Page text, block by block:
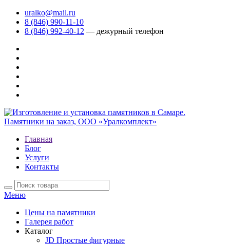
uralko@mail.ru
8 (846) 990-11-10
8 (846) 992-40-12 — дежурный телефон
Главная
Блог
Услуги
Контакты
Меню
Цены на памятники
Галерея работ
Каталог
JD Простые фигурные